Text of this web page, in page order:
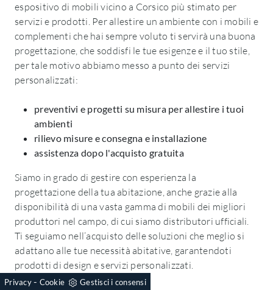
espositivo di mobili vicino a Corsico più stimato per
servizi e prodotti. Per allestire un ambiente con i mobili e
complementi che hai sempre voluto ti servirà una buona
progettazione, che soddisfi le tue esigenze e il tuo stile,
per tale motivo abbiamo messo a punto dei servizi
personalizzati:
preventivi e progetti su misura per allestire i tuoi
ambienti
rilievo misure e consegna e installazione
assistenza dopo l'acquisto gratuita
Siamo in grado di gestire con esperienza la
progettazione della tua abitazione, anche grazie alla
disponibilità di una vasta gamma di mobili dei migliori
produttori nel campo, di cui siamo distributori ufficiali.
Ti seguiamo nell’acquisto delle soluzioni che meglio si
adattano alle tue necessità abitative, garantendoti
prodotti di design e servizi personalizzati.
Privacy- Cookie Gestisci i consensi